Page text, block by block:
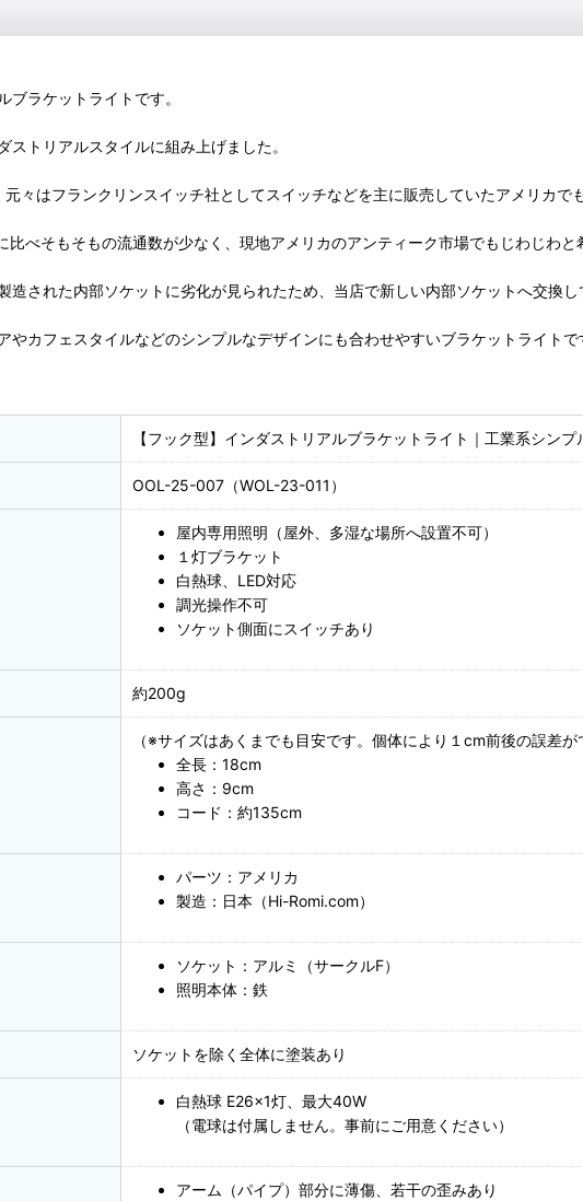
ラケットライトです。
トリアルスタイルに組み上げました。
々はフランクリンスイッチ社としてスイッチなどを主に販売していたアメリカ
べそもそもの流通数が少なく、現地アメリカのアンティーク市場でもじわじわ
された内部ソケットに劣化が見られたため、当店で新しい内部ソケットへ交換
やカフェスタイルなどのシンプルなデザインにも合わせやすいブラケットライトで
【フック型】インダストリアルブラケットライト｜工業系シン
OOL-25-007（WOL-23-011）
屋内専用照明（屋外、多湿な場所へ設置不可）
１灯ブラケット
白熱球、LED対応
調光操作不可
ソケット側面にスイッチあり
約200g
（※サイズはあくまでも目安です。個体により１cm前後の誤差が
全長：18cm
高さ：9cm
コード：約135cm
パーツ：アメリカ
製造：日本（Hi-Romi.com）
ソケット：アルミ（サークルF）
照明本体：鉄
ソケットを除く全体に塗装あり
白熱球 E26×1灯、最大40W
（電球は付属しません。事前にご用意ください）
アーム（パイプ）部分に薄傷、若干の歪みあり